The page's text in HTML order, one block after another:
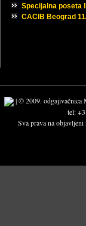
Specijalna poseta II
CACIB Beograd
| © 2009. odgajivačnica
tel:
Sva prava na